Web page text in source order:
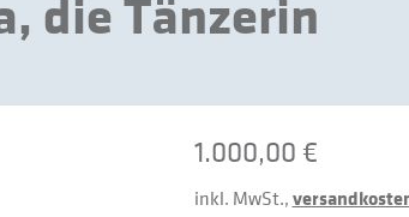
1.000,00 €
inkl. MwSt.,